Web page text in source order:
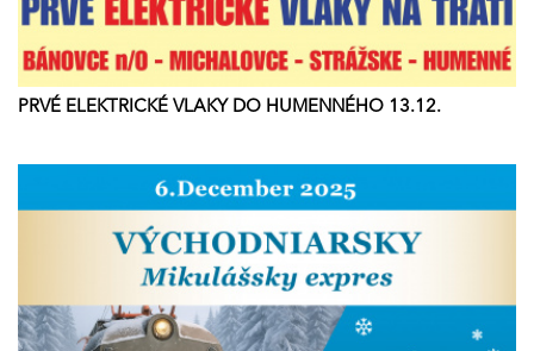
PRVÉ ELEKTRICKÉ VLAKY DO HUMENNÉHO 13.12.